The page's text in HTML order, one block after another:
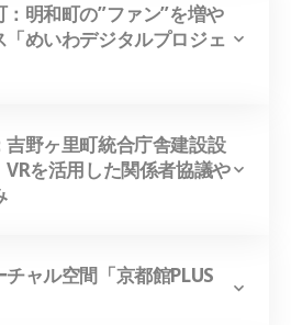
明和町の”ファン”を増や
「めいわデジタルプロジェ
野ヶ里町統合庁舎建設設
を活用した関係者協議や
ャル空間「京都館PLUS